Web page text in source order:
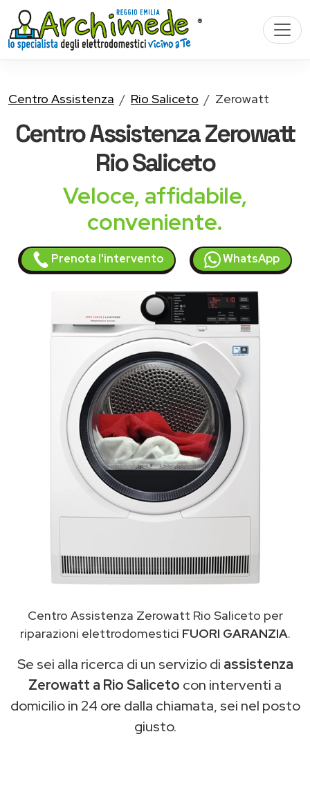
Centro Assistenza Rio Saliceto Zerowatt
Centro AssistenzaZerowatt
Rio Saliceto
Veloce, affidabile,
conveniente.
Prenota l'intervento WhatsApp
Centro Assistenza Zerowatt Rio Saliceto per
riparazioni elettrodomestici FUORI GARANZIA.
Se sei alla ricerca di un servizio di assistenza
Zerowatt a Rio Saliceto con interventi a
domicilio in 24 ore dalla chiamata, sei nel posto
giusto.